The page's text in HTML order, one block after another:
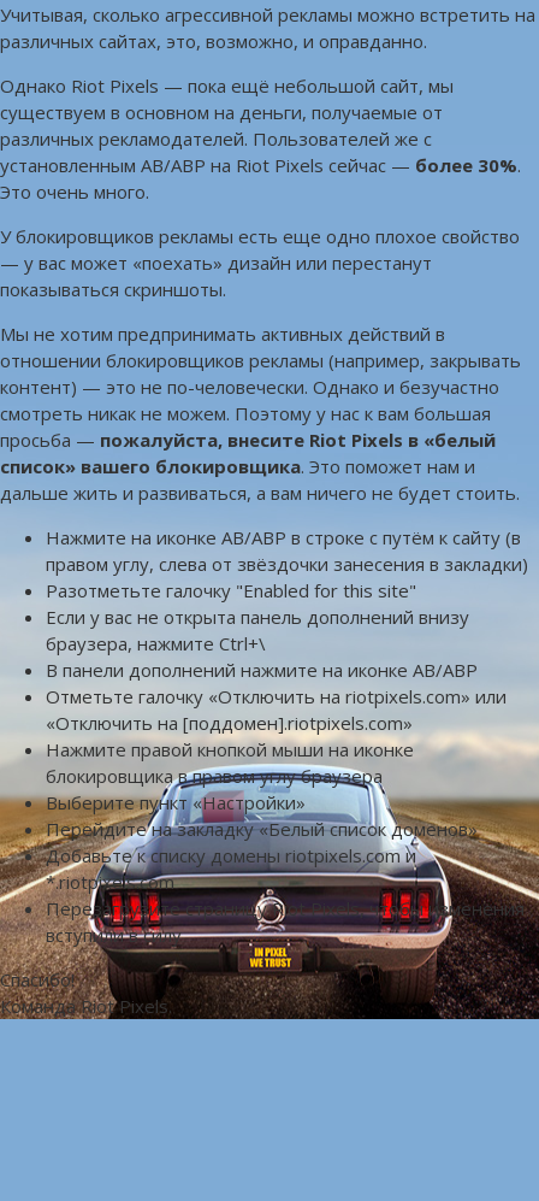
Учитывая, сколько агрессивной рекламы можно встретить на
различных сайтах, это, возможно, и оправданно.
Однако Riot Pixels — пока ещё небольшой сайт, мы
существуем в основном на деньги, получаемые от
различных рекламодателей. Пользователей же с
установленным AB/ABP на Riot Pixels сейчас — более 30%.
Это очень много.
У блокировщиков рекламы есть еще одно плохое свойство
— у вас может «поехать» дизайн или перестанут
показываться скриншоты.
Мы не хотим предпринимать активных действий в
отношении блокировщиков рекламы (например, закрывать
контент) — это не по-человечески. Однако и безучастно
смотреть никак не можем. Поэтому у нас к вам большая
просьба — пожалуйста, внесите Riot Pixels в «белый
список» вашего блокировщика. Это поможет нам и
дальше жить и развиваться, а вам ничего не будет стоить.
Нажмите на иконке AB/ABP в строке с путём к сайту (в
правом углу, слева от звёздочки занесения в закладки)
Разотметьте галочку "Enabled for this site"
Если у вас не открыта панель дополнений внизу
браузера, нажмите Ctrl+\
В панели дополнений нажмите на иконке AB/ABP
Отметьте галочку «Отключить на riotpixels.com» или
«Отключить на [поддомен].riotpixels.com»
Нажмите правой кнопкой мыши на иконке
блокировщика в правом углу браузера
Выберите пункт «Настройки»
Перейдите на закладку «Белый список доменов»
Добавьте к списку домены riotpixels.com и
*.riotpixels.com
Перезагрузите страницу Riot Pixels, чтобы изменения
вступили в силу
Спасибо!
Команда Riot Pixels.